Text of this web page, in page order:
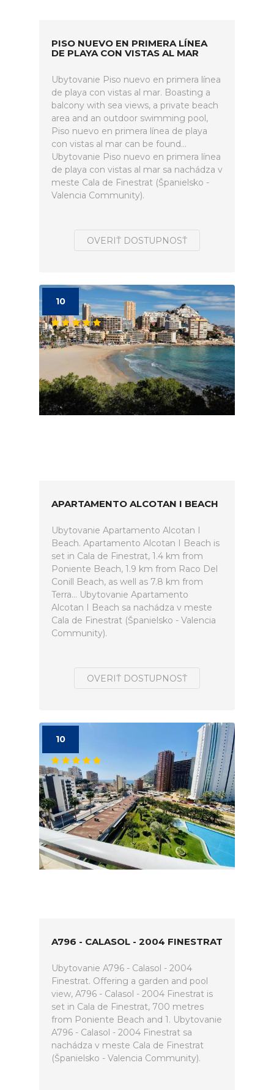
PISO NUEVO EN PRIMERA LÍNEA
DE PLAYA CON VISTAS AL MAR
Ubytovanie Piso nuevo en primera línea
de playa con vistas al mar. Boasting a
balcony with sea views, a private beach
area and an outdoor swimming pool,
Piso nuevo en primera línea de playa
con vistas al mar can be found...
Ubytovanie Piso nuevo en primera línea
de playa con vistas al mar sa nachádza v
meste Cala de Finestrat (Španielsko -
Valencia Community).
OVERIŤ DOSTUPNOSŤ
10
APARTAMENTO ALCOTAN I BEACH
Ubytovanie Apartamento Alcotan I
Beach. Apartamento Alcotan I Beach is
set in Cala de Finestrat, 1.4 km from
Poniente Beach, 1.9 km from Raco Del
Conill Beach, as well as 7.8 km from
Terra... Ubytovanie Apartamento
Alcotan I Beach sa nachádza v meste
Cala de Finestrat (Španielsko - Valencia
Community).
OVERIŤ DOSTUPNOSŤ
10
A796 - CALASOL - 2004 FINESTRAT
Ubytovanie A796 - Calasol - 2004
Finestrat. Offering a garden and pool
view, A796 - Calasol - 2004 Finestrat is
set in Cala de Finestrat, 700 metres
from Poniente Beach and 1. Ubytovanie
A796 - Calasol - 2004 Finestrat sa
nachádza v meste Cala de Finestrat
(Španielsko - Valencia Community).